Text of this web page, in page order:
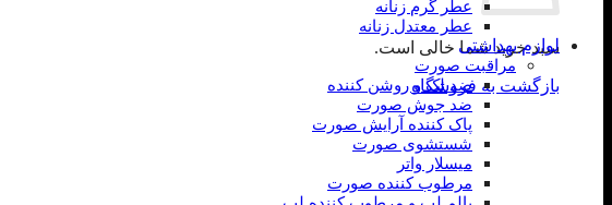
سبد خرید شما خالی است.
بازگشت به فروشگاه
عطر گرم زنانه
عطر معتدل زنانه
لوازم بهداشتی
مراقبت صورت
ضد لک و روشن کننده
ضد جوش صورت
پاک کننده آرایش صورت
شستشوی صورت
میسلار واتر
مرطوب کننده صورت